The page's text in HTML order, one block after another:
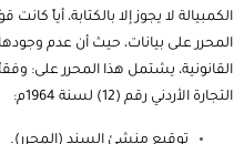
الكمبيالة لا يجوز إلا بالكتابة، أياً
المحرر على بيانات، حيث أن عدم
القانونية، يشتمل هذا المحرر على: وفقاً
التجارة الأردني رقم (12) لسنة 1964م:
توقيع منشئ السند (المحرر).